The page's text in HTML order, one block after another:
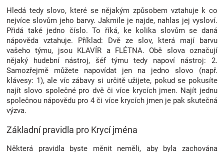
Blog
Hračkářství
Přihlášení
Hledá tedy slovo, které se nějakým způsobem vztahuje k co
nejvíce slovům jeho barvy. Jakmile je najde, nahlas jej vysloví.
Přidá také jedno číslo. To říká, ke kolika slovům se daná
nápověda vztahuje. Příklad: Dvě ze slov, která mají barvu
vašeho týmu, jsou KLAVÍR a FLÉTNA. Obě slova označují
nějaký hudební nástroj, šéf týmu tedy napoví nástroj: 2.
Samozřejmě můžete napovídat jen na jedno slovo (např.
klávesy: 1), ale víc zábavy si určitě užijete, pokud se pokusíte
najít slovo společné pro dvě či více krycích jmen. Najít jednu
společnou nápovědu pro 4 či více krycích jmen je pak skutečná
výzva.
Základní pravidla pro Krycí jména
Některá pravidla byste měnit neměli, aby byla zachována